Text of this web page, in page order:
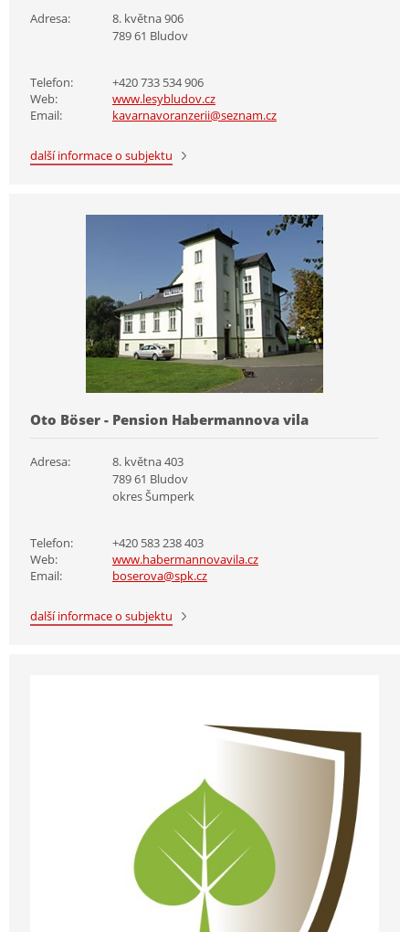
Adresa:
8. května 906
789 61 Bludov
Telefon:
+420 733 534 906
Web:
www.lesybludov.cz
Email:
kavarnavoranzerii@seznam.cz
další informace o subjektu
Oto Böser - Pension Habermannova vila
Adresa:
8. května 403
789 61 Bludov
okres Šumperk
Telefon:
+420 583 238 403
Web:
www.habermannovavila.cz
Email:
boserova@spk.cz
další informace o subjektu